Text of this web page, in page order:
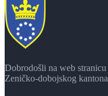
Dobrodošli na web stranicu
Zeničko-dobojskog kantona